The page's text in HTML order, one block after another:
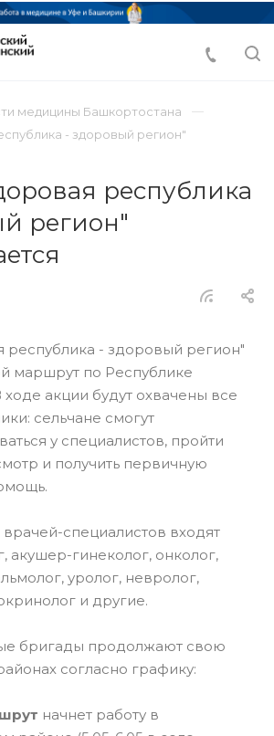
медицины Башкортостана
- здоровый регион"
республика
регион"
республика - здоровый регион"
маршрут по Республике
акции будут охвачены все
сельчане смогут
у специалистов, пройти
и получить первичную
специалистов входят
акушер-гинеколог, онколог,
уролог, невролог,
и другие.
бригады продолжают свою
согласно графику:
начнет работу в